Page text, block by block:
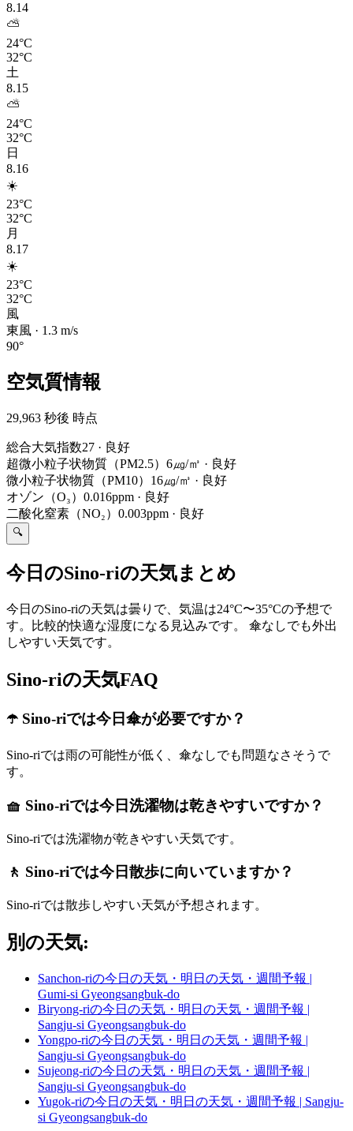
8.14
⛅
24°C
32°C
土
8.15
⛅
24°C
32°C
日
8.16
☀️
23°C
32°C
月
8.17
☀️
23°C
32°C
風
東風 · 1.3 m/s
90°
空気質情報
29,963 秒後 時点
総合大気指数27 · 良好
超微小粒子状物質（PM2.5） 6㎍/㎥ · 良好
微小粒子状物質（PM10） 16㎍/㎥ · 良好
オゾン（O₃） 0.016ppm · 良好
二酸化窒素（NO₂） 0.003ppm · 良好
🔍
今日のSino-riの天気まとめ
今日のSino-riの天気は曇りで、気温は24°C〜35°Cの予想で
す。比較的快適な湿度になる見込みです。 傘なしでも外出
しやすい天気です。
Sino-riの天気FAQ
☂️ Sino-riでは今日傘が必要ですか？
Sino-riでは雨の可能性が低く、傘なしでも問題なさそうで
す。
🧺 Sino-riでは今日洗濯物は乾きやすいですか？
Sino-riでは洗濯物が乾きやすい天気です。
🚶 Sino-riでは今日散歩に向いていますか？
Sino-riでは散歩しやすい天気が予想されます。
別の天気:
Sanchon-riの今日の天気・明日の天気・週間予報 |
Gumi-si Gyeongsangbuk-do
Biryong-riの今日の天気・明日の天気・週間予報 |
Sangju-si Gyeongsangbuk-do
Yongpo-riの今日の天気・明日の天気・週間予報 |
Sangju-si Gyeongsangbuk-do
Sujeong-riの今日の天気・明日の天気・週間予報 |
Sangju-si Gyeongsangbuk-do
Yugok-riの今日の天気・明日の天気・週間予報 | Sangju-
si Gyeongsangbuk-do